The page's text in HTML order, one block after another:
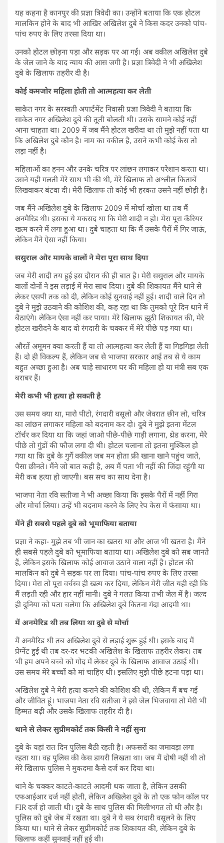
यह कहना है कानपुर की प्रज्ञा त्रिवेदी का। उन्होंने बताया कि एक होटल
मालकिन होने के बाद भी आखिर अखिलेश दुबे ने किस कदर उनको पांच-
पांच रुपए के लिए तरसा दिया था।
उनको होटल छोड़ना पड़ा और सड़क पर आ गईं। अब वकील अखिलेश दुबे
के जेल जाने के बाद न्याय की आस जगी है। प्रज्ञा त्रिवेदी ने भी अखिलेश
दुबे के खिलाफ तहरीर दी है।
कोई कमजोर महिला होती तो आत्महत्या कर लेती
साकेत नगर के सरस्वती अपार्टमेंट निवासी प्रज्ञा त्रिवेदी ने बताया कि
साकेत नगर अखिलेश दुबे की तूती बोलती थी। उसके सामने कोई नहीं
आना चाहता था। 2009 में जब मैंने होटल खरीदा था तो मुझे नहीं पता था
कि अखिलेश दुबे कौन है। नाम का वकील है, उसने कभी कोई केस तो
लड़ा नहीं है।
महिलाओं का हनन और उनके चरित्र पर लांछन लगाकर परेशान करता था।
उसने यही गलती मेरे साथ भी की थी, मेरे खिलाफ तो अश्लील किताबें
लिखवाकर बंटवा दी। मेरी खिलाफ तो कोई भी हरकत उसने नहीं छोड़ी है।
जब मैंने अखिलेश दुबे के खिलाफ 2009 में मोर्चा खोला था तब मैं
अनमैरिड थी। इसका ये मकसद था कि मेरी शादी न हो। मेरा पूरा कॅरियर
खत्म करने में लगा हुआ था। दुबे चाहता था कि मैं उसके पैरों में गिर जाऊं,
लेकिन मैंने ऐसा नहीं किया।
ससुराल और मायके वालों ने मेरा पूरा साथ दिया
जब मेरी शादी तय हुई इस दौरान की ही बात है। मेरी ससुराल और मायके
वालों दोनों ने इस लड़ाई में मेरा साथ दिया। दुबे की शिकायत मैंने थाने से
लेकर एसपी तक को दी, लेकिन कोई सुनवाई नहीं हुई। शादी वाले दिन तो
दुबे ने मुझे उठवाने की कोशिश की, कह रहा था कि तुमको पूरे दिन थाने में
बैठाएंगे। लेकिन ऐसा नहीं कर पाया। मेरे खिलाफ झूठी शिकायत की, मेरे
होटल खरीदने के बाद वो रंगदारी के चक्कर में मेरे पीछे पड़ गया था।
औरतें अमूमन क्या करती हैं या तो आत्महत्या कर लेती हैं या गिड़गिड़ा लेती
हैं। दो ही विकल्प हैं, लेकिन जब से भाजपा सरकार आई तब से ये काम
बहुत अच्छा हुआ है। अब चाहे साधारण घर की महिला हो या मंत्री सब एक
बराबर हैं।
मेरी कभी भी हत्या हो सकती है
उस समय क्या था, मारो पीटो, रंगदारी वसूलो और जेवरात छीन लो, चरित्र
का लांछन लगाकर महिला को बदनाम कर दो। दुबे ने मुझे इतना मेंटल
टॉर्चर कर दिया था कि जहां जाओ पीछे-पीछे गाड़ी लगाना, थ्रेड करना, मेरे
पीछे तो गुंडों की फौज लगा दी थी। होटल चलाना तो इतना मुश्किल हो
गया था कि दुबे के गुर्गे वकील जब मन होता फ्री खाना खाने पहुंच जाते,
पैसा छीनते। मैंने जो बात कही है, अब मैं पता भी नहीं की जिंदा रहूंगी या
मेरी कब हत्या हो जाएगी। बस सच का साथ देना है।
भाजपा नेता रवि सतीजा ने भी अच्छा किया कि इसके पैरों में नहीं गिरा
और मोर्चा लिया। उन्हें भी बदनाम करने के लिए रेप केस में फंसाया था।
मैंने ही सबसे पहले दुबे को भूमाफिया बताया
प्रज्ञा ने कहा- मुझे तब भी जान का खतरा था और आज भी खतरा है। मैंने
ही सबसे पहले दुबे को भूमाफिया बताया था। अखिलेश दुबे को सब जानते
हैं, लेकिन इसके खिलाफ कोई आवाज उठाने वाला नहीं है। होटल की
मालकिन को दुबे ने सड़क पर ला दिया। पांच-पांच रुपए के लिए तरसा
दिया। मेरा तो पूरा वर्चस्व ही खत्म कर दिया, लेकिन मेरी जीत यही रही कि
मैं लड़ती रही और हार नहीं मानी। दुबे ने गलत किया तभी जेल में है। जल्द
ही दुनिया को पता चलेगा कि अखिलेश दुबे कितना गंदा आदमी था।
मैं अनमैरिड थी तब लिया था दुबे से मोर्चा
मैं अनमैरिड थी तब अखिलेश दुबे से लड़ाई शुरू हुई थी। इसके बाद मैं
प्रेग्नेंट हुई थी तब दर-दर भटकी अखिलेश के खिलाफ तहरीर लेकर। तब
भी हम अपने बच्चे को गोद में लेकर दुबे के खिलाफ आवाज उठाई थी।
उस समय मेरे बच्चों को मां चाहिए थी। इसलिए मुझे पीछे हटना पड़ा था।
अखिलेश दुबे ने मेरी हत्या कराने की कोशिश की थी, लेकिन मैं बच गई
और जीवित हूं। भाजपा नेता रवि सतीजा ने इसे जेल भिजवाया तो मेरी भी
हिम्मत बढ़ी और उसके खिलाफ तहरीर दी है।
थाने से लेकर सुप्रीमकोर्ट तक किसी ने नहीं सुना
दुबे के यहां रात दिन पुलिस बैठी रहती है। अफसरों का जमावड़ा लगा
रहता था। वह पुलिस की केस डायरी लिखता था। जब मैं दोषी नहीं थी तो
मेरे खिलाफ पुलिस ने मुकदमा कैसे दर्ज कर दिया था।
थाने के चक्कर काटते-काटते आदमी थक जाता है, लेकिन उसकी
एफआईआर दर्ज नहीं होती, लेकिन अखिलेश दुबे के तो एक फोन कॉल पर
FIR दर्ज हो जाती थी। दुबे के साथ पुलिस की मिलीभगत तो थी और है।
पुलिस को दुबे जेब में रखता था। दुबे ने ये सब रंगदारी वसूलने के लिए
किया था। थाने से लेकर सुप्रीमकोर्ट तक शिकायत की, लेकिन दुबे के
खिलाफ कहीं सुनवाई नहीं हुई थी।